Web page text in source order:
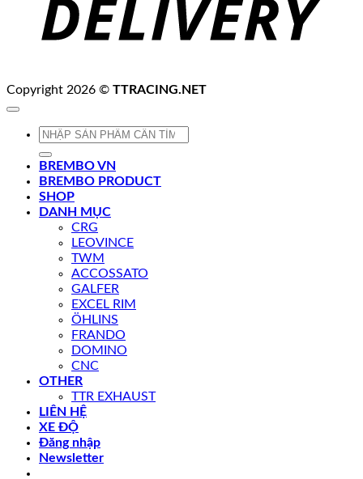
Copyright 2026 © TTRACING.NET
Tìm
BREMBO VN
BREMBO PRODUCT
SHOP
DANH MỤC
CRG
LEOVINCE
TWM
ACCOSSATO
GALFER
EXCEL RIM
ÖHLINS
FRANDO
DOMINO
CNC
OTHER
TTR EXHAUST
LIÊN HỆ
XE ĐỘ
Đăng nhập
Newsletter